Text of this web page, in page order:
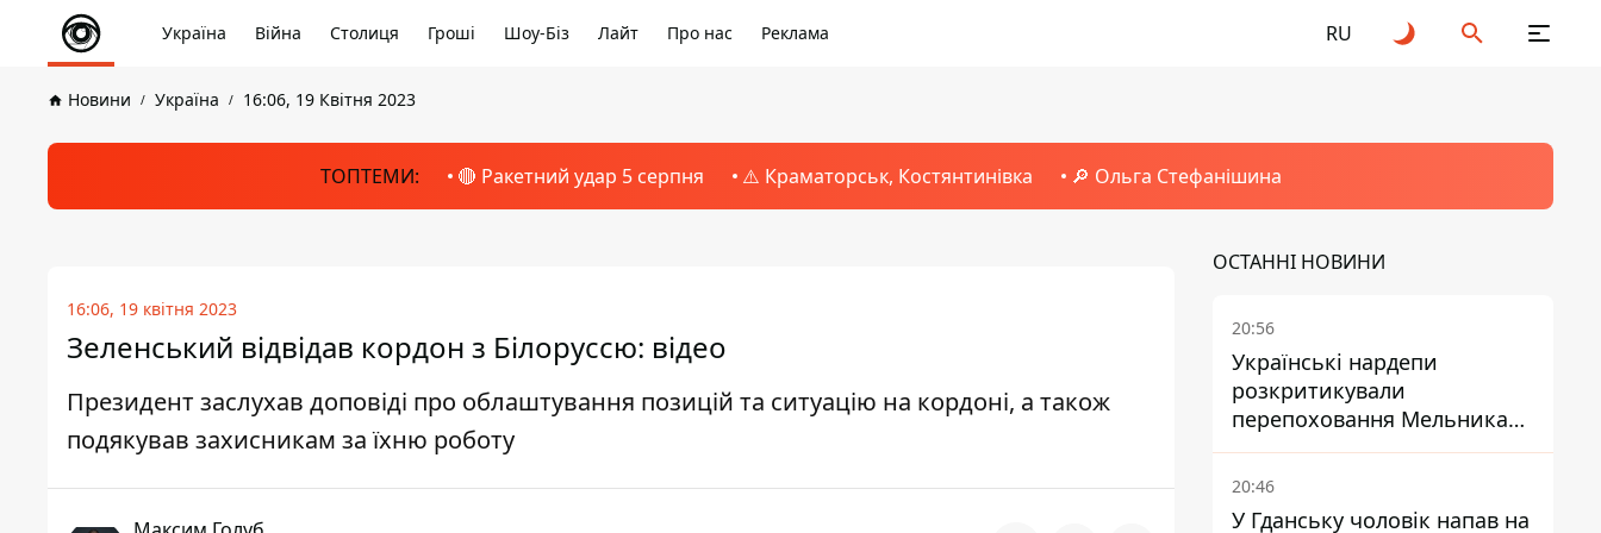
Україна Війна Столиця Гроші Шоу-Біз Лайт Про нас Реклама RU
Новини Україна 16:06, 19 Квітня 2023
ТОПТЕМИ: 🔴 Ракетний удар 5 серпня ⚠️ Краматорськ, Костянтинівка 🔎 Ольга Стефанішина
16:06, 19 квітня 2023
Зеленський відвідав кордон з Білоруссю: відео
Президент заслухав доповіді про облаштування позицій та ситуацію на кордоні, а також
подякував захисникам за їхню роботу
ОСТАННІ НОВИНИ
20:56
Українські нардепи
розкритикували
перепоховання Мельника
через ризик дипломатичної
ізоляції
20:46
У Гданську чоловік напав на